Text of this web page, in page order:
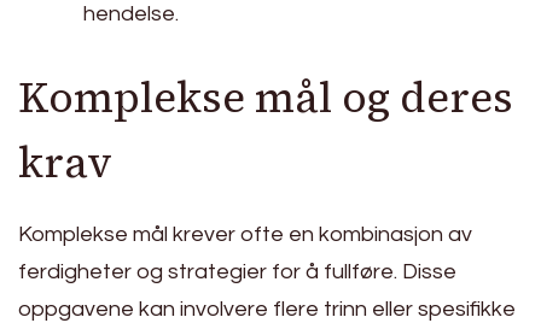
hendelse.
Komplekse mål og deres
krav
Komplekse mål krever ofte en kombinasjon av
ferdigheter og strategier for å fullføre. Disse
oppgavene kan involvere flere trinn eller spesifikke